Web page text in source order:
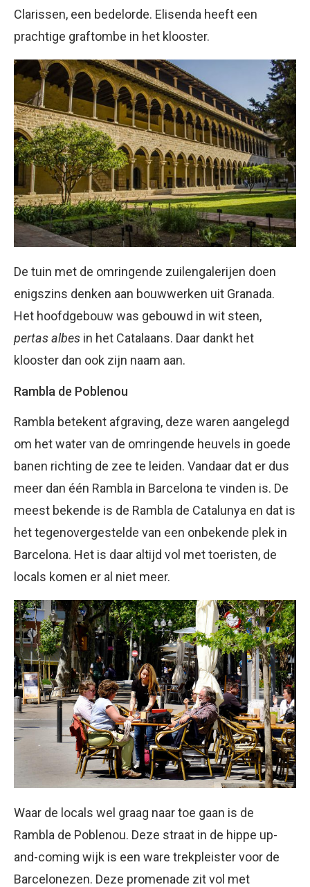
Clarissen, een bedelorde. Elisenda heeft een
prachtige graftombe in het klooster.
De tuin met de omringende zuilengalerijen doen
enigszins denken aan bouwwerken uit Granada.
Het hoofdgebouw was gebouwd in wit steen,
pertas albes in het Catalaans. Daar dankt het
klooster dan ook zijn naam aan.
Rambla de Poblenou
Rambla betekent afgraving, deze waren aangelegd
om het water van de omringende heuvels in goede
banen richting de zee te leiden. Vandaar dat er dus
meer dan één Rambla in Barcelona te vinden is. De
meest bekende is de Rambla de Catalunya en dat is
het tegenovergestelde van een onbekende plek in
Barcelona. Het is daar altijd vol met toeristen, de
locals komen er al niet meer.
Waar de locals wel graag naar toe gaan is de
Rambla de Poblenou. Deze straat in de hippe up-
and-coming wijk is een ware trekpleister voor de
Barcelonezen. Deze promenade zit vol met